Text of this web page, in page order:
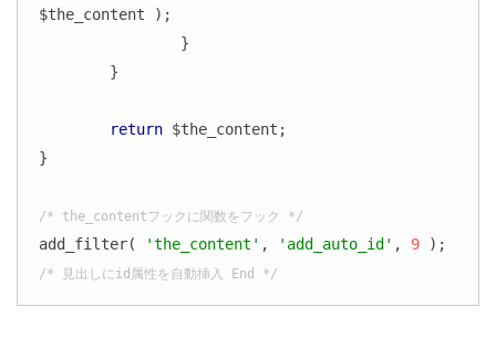
$the_content );
return $the_content;
}
/* the_contentフックに関数をフック */
add_filter( 'the_content' , 'add_auto_id' , 9
/* 見出しにid属性を自動挿入 End */